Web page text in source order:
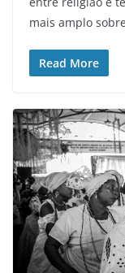
mais amplo
Read More